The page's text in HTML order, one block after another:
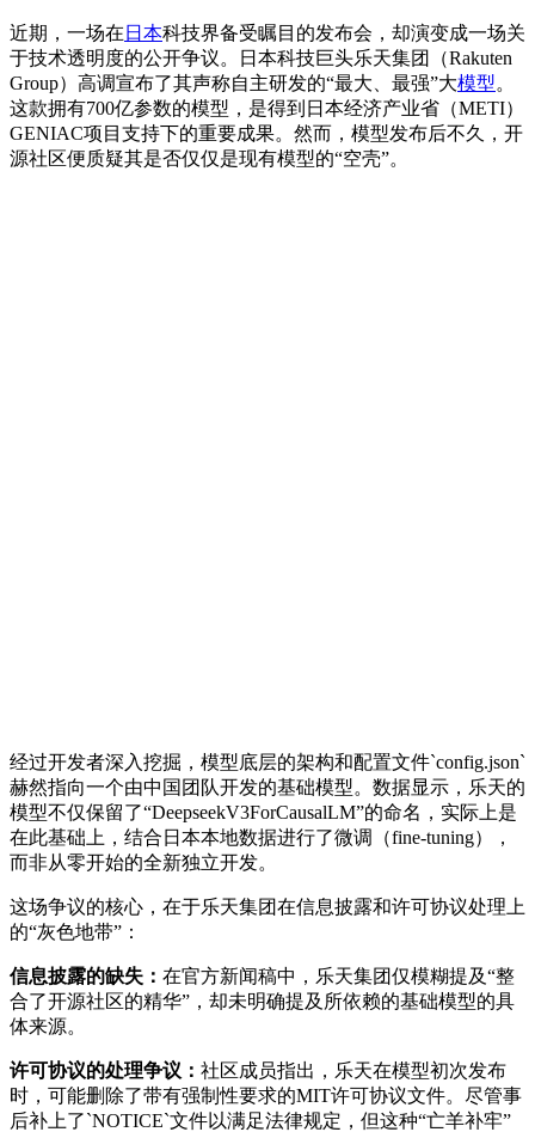
近期，一场在 日本科技界备受瞩目的发布会，却演变成一场关
于技术透明度的公开争议。日本科技巨头乐天集团（Rakuten
Group）高调宣布了其声称自主研发的“最大、最强”大模型。
这款拥有700亿参数的模型，是得到日本经济产业省（METI）
GENIAC项目支持下的重要成果。然而，模型发布后不久，开
源社区便质疑其是否仅仅是现有模型的“空壳”。
经过开发者深入挖掘，模型底层的架构和配置文件`config.json`
赫然指向一个由中国团队开发的基础模型。数据显示，乐天的
模型不仅保留了“DeepseekV3ForCausalLM”的命名，实际上是
在此基础上，结合日本本地数据进行了微调（fine-tuning），
而非从零开始的全新独立开发。
这场争议的核心，在于乐天集团在信息披露和许可协议处理上
的“灰色地带”：
信息披露的缺失： 在官方新闻稿中，乐天集团仅模糊提及“整
合了开源社区的精华”，却未明确提及所依赖的基础模型的具
体来源。
许可协议的处理争议： 社区成员指出，乐天在模型初次发布
时，可能删除了带有强制性要求的MIT许可协议文件。尽管事
后补上了`NOTICE`文件以满足法律规定，但这种“亡羊补牢”